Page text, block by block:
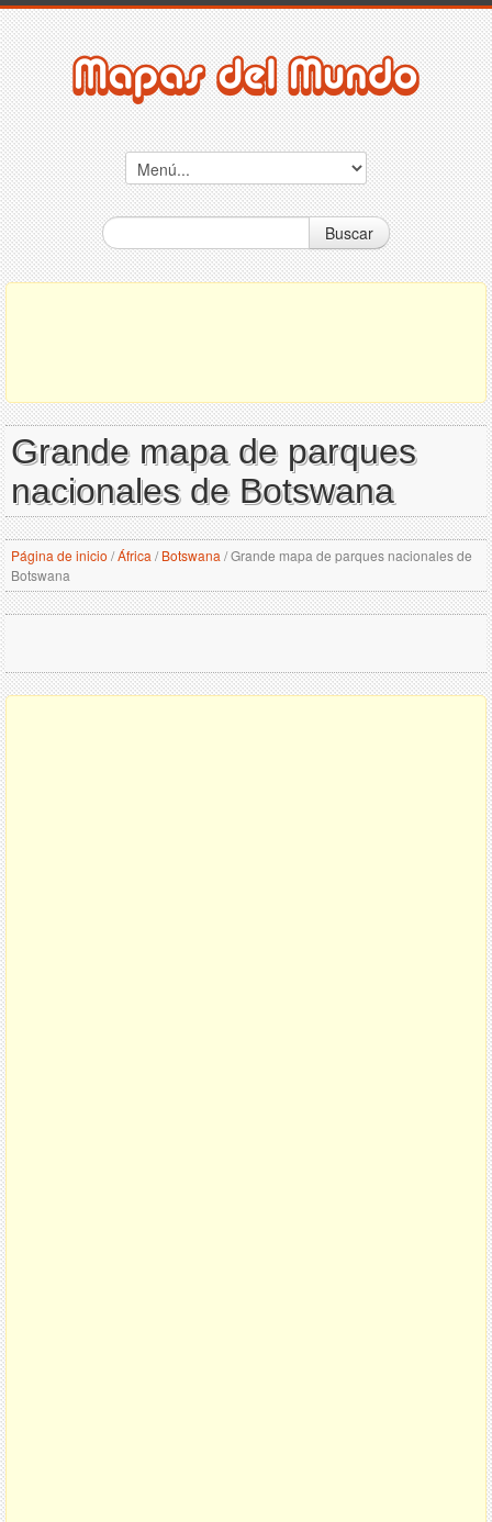
Buscar
Grande mapa de parques
nacionales de Botswana
Página de inicio /África / Botswana /Grande mapa de parques nacionales de
Botswana